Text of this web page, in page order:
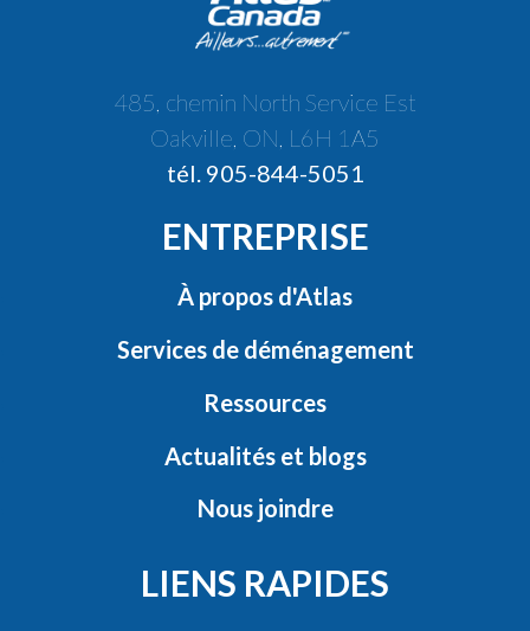
485, chemin North Service Est
Oakville, ON, L6H 1A5
tél. 905-844-5051
ENTREPRISE
À propos d'Atlas
Services de déménagement
Ressources
Actualités et blogs
Nous joindre
LIENS RAPIDES